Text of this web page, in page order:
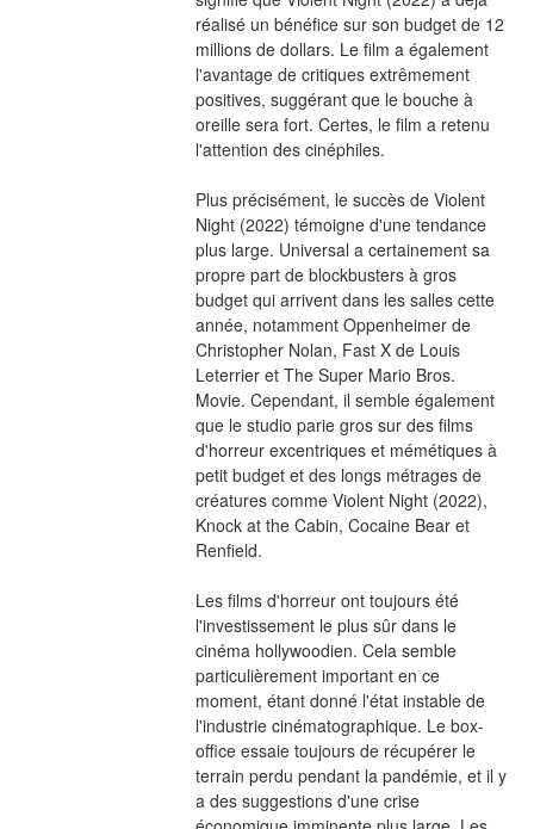
réalisé un bénéfice sur son budget de 12
millions de dollars. Le film a également
l'avantage de critiques extrêmement
positives, suggérant que le bouche à
oreille sera fort. Certes, le film a retenu
l'attention des cinéphiles.
Plus précisément, le succès de Violent
Night (2022) témoigne d'une tendance
plus large. Universal a certainement sa
propre part de blockbusters à gros
budget qui arrivent dans les salles cette
année, notamment Oppenheimer de
Christopher Nolan, Fast X de Louis
Leterrier et The Super Mario Bros.
Movie. Cependant, il semble également
que le studio parie gros sur des films
d'horreur excentriques et mémétiques à
petit budget et des longs métrages de
créatures comme Violent Night (2022),
Knock at the Cabin, Cocaine Bear et
Renfield.
Les films d'horreur ont toujours été
l'investissement le plus sûr dans le
cinéma hollywoodien. Cela semble
particulièrement important en ce
moment, étant donné l'état instable de
l'industrie cinématographique. Le box-
office essaie toujours de récupérer le
terrain perdu pendant la pandémie, et il y
a des suggestions d'une crise